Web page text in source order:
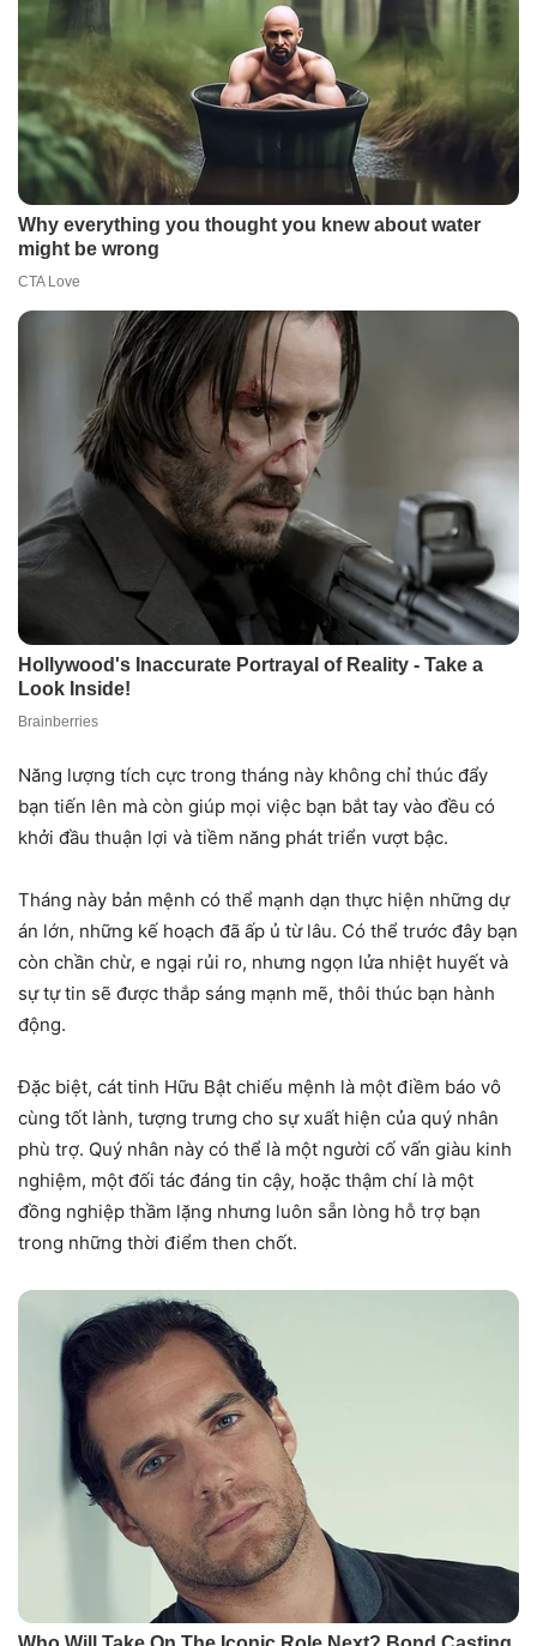
Năng lượng tích cực trong tháng này không chỉ thúc đẩy
bạn tiến lên mà còn giúp mọi việc bạn bắt tay vào đều có
khởi đầu thuận lợi và tiềm năng phát triển vượt bậc.
Tháng này bản mệnh có thể mạnh dạn thực hiện những dự
án lớn, những kế hoạch đã ấp ủ từ lâu. Có thể trước đây bạn
còn chần chừ, e ngại rủi ro, nhưng ngọn lửa nhiệt huyết và
sự tự tin sẽ được thắp sáng mạnh mẽ, thôi thúc bạn hành
động.
Đặc biệt, cát tinh Hữu Bật chiếu mệnh là một điềm báo vô
cùng tốt lành, tượng trưng cho sự xuất hiện của quý nhân
phù trợ. Quý nhân này có thể là một người cố vấn giàu kinh
nghiệm, một đối tác đáng tin cậy, hoặc thậm chí là một
đồng nghiệp thầm lặng nhưng luôn sẵn lòng hỗ trợ bạn
trong những thời điểm then chốt.